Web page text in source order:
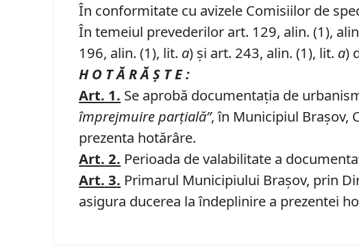
În conformitate cu avizele Comisiilor de
În temeiul prevederilor art. 129, alin. (1),
196, alin. (1), lit. a) și art. 243, alin. (1), lit. a)
H O T Ă R Ă Ş T E :
Art. 1. Se aprobă documentaţia de
împrejmuire parţială”, în Municipiul Braşov,
prezenta hotărâre.
Art. 2. Perioada de valabilitate a
Art. 3. Primarul Municipiului Braşov, prin
asigura ducerea la îndeplinire a prezentei